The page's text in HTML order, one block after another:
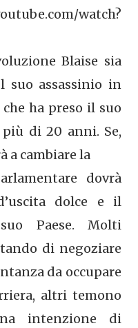
watch?
Blaise sia
suo assassinio in
ha preso il suo
di 20 anni. Se,
a cambiare la
dovrà
dolce e il
Paese. Molti
di negoziare
da occupare
altri temono
intenzione di